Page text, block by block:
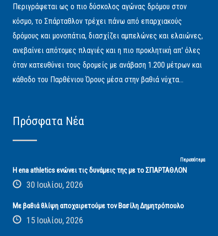
Περιγράφεται ως ο πιο δύσκολος αγώνας δρόμου στον
κόσμο, το Σπάρταθλον τρέχει πάνω από επαρχιακούς
δρόμους και μονοπάτια, διασχίζει αμπελώνες και ελαιώνες,
ανεβαίνει απότομες πλαγιές και η πιο προκλητική απ' όλες
όταν κατευθύνει τους δρομείς με ανάβαση 1.200 μέτρων και
κάθοδο του Παρθένιου Όρους μέσα στην βαθιά νύχτα...
Πρόσφατα Νέα
Περισσότερα
Η ena athletics ενώνει τις δυνάμεις της με το ΣΠΑΡΤΑΘΛΟΝ
30 Ιουλίου, 2026
Με βαθιά θλίψη αποχαιρετούμε τον Βασίλη Δημητρόπουλο
15 Ιουλίου, 2026